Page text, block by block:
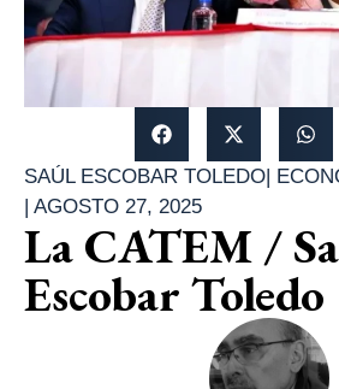
SAÚL ESCOBAR TOLEDO|
| AGOSTO 27, 2025
La CATEM /
Escobar Toledo